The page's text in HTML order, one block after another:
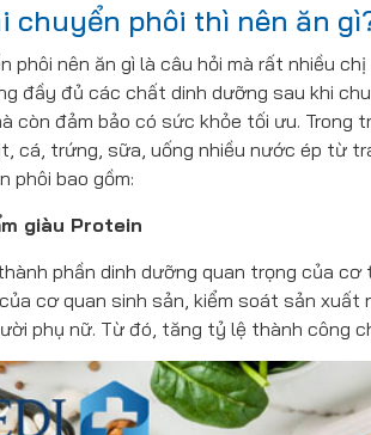
chuyển phôi thì nên ăn
phôi nên ăn gì là câu hỏi mà rất nhiều
đầy đủ các chất dinh dưỡng sau khi
còn đảm bảo có sức khỏe tối ưu.
cá, trứng, sữa, uống nhiều nước ép từ
phôi bao gồm:
giàu Protein
phần dinh dưỡng quan trọng của
cơ quan sinh sản, kiểm soát sản
phụ nữ. Từ đó, tăng tỷ lệ thành công